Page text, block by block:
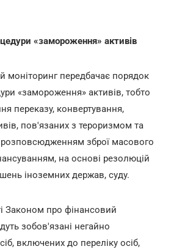
«замороження» активів
моніторинг передбачає порядок
«замороження» активів, тобто
переказу, конвертування,
пов'язаних з тероризмом та
зброї масового
на основі резолюцій
іноземних держав, суду.
Законом про фінансовий
зобов'язані негайно
включених до переліку осіб,